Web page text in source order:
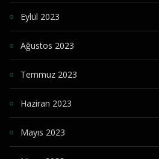
Eylül 2023
Ağustos 2023
Temmuz 2023
Haziran 2023
Mayıs 2023